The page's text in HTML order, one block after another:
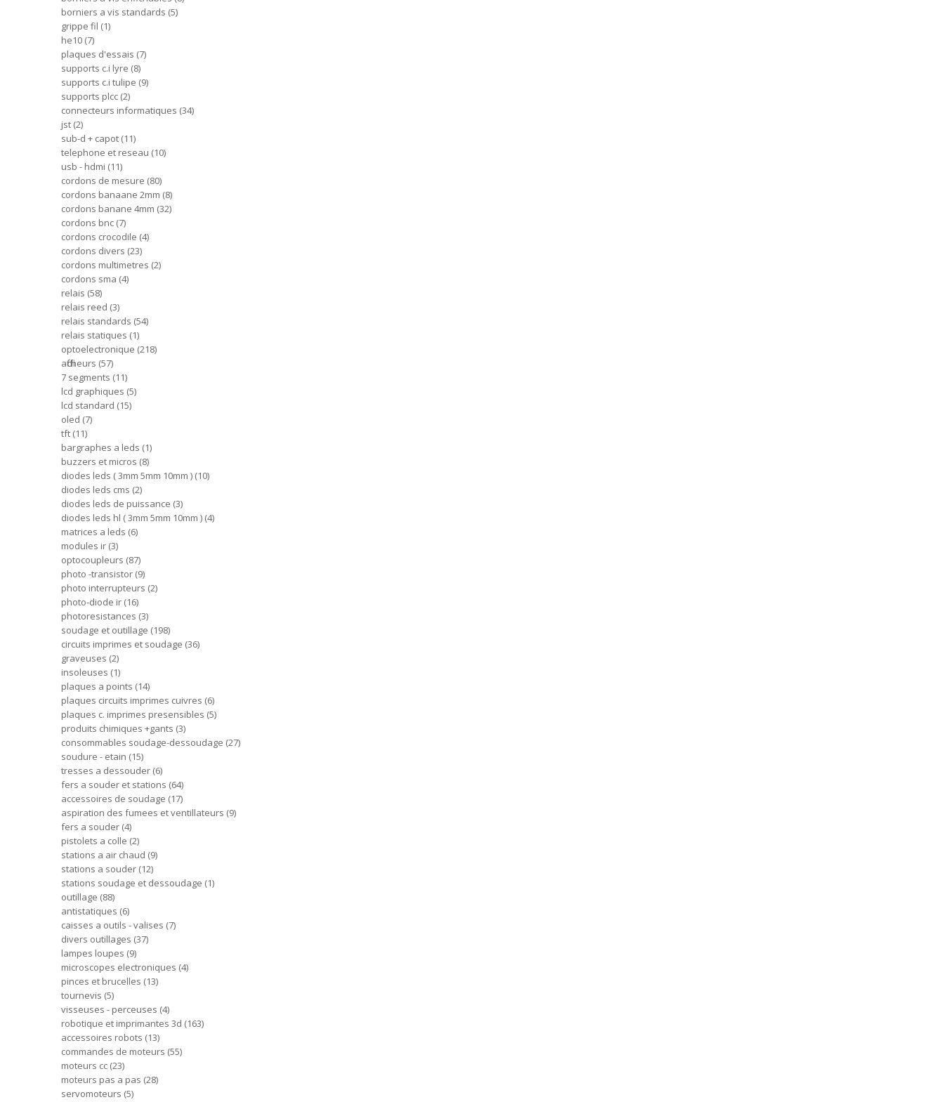
borniers a vis standards 5
grippe fil 1
he10 7
plaques d'essais 7
supports c.i lyre 8
supports c.i tulipe 9
supports plcc 2
connecteurs informatiques 34
jst 2
sub-d + capot 11
telephone et reseau 10
usb - hdmi 11
cordons de mesure 80
cordons banaane 2mm 8
cordons banane 4mm 32
cordons bnc 7
cordons crocodile 4
cordons divers 23
cordons multimetres 2
cordons sma 4
relais 58
relais reed 3
relais standards 54
relais statiques 1
optoelectronique 218
afficheurs 57
7 segments 11
lcd graphiques 5
lcd standard 15
oled 7
tft 11
bargraphes a leds 1
buzzers et micros 8
diodes leds ( 3mm 5mm 10mm ) 10
diodes leds cms 2
diodes leds de puissance 3
diodes leds hl ( 3mm 5mm 10mm ) 4
matrices a leds 6
modules ir 3
optocoupleurs 87
photo -transistor 9
photo interrupteurs 2
photo-diode ir 16
photoresistances 3
soudage et outillage 198
circuits imprimes et soudage 36
graveuses 2
insoleuses 1
plaques a points 14
plaques circuits imprimes cuivres 6
plaques c. imprimes presensibles 5
produits chimiques +gants 3
consommables soudage-dessoudage 27
soudure - etain 15
tresses a dessouder 6
fers a souder et stations 64
accessoires de soudage 17
aspiration des fumees et ventillateurs 9
fers a souder 4
pistolets a colle 2
stations a air chaud 9
stations a souder 12
stations soudage et dessoudage 1
outillage 88
antistatiques 6
caisses a outils - valises 7
divers outillages 37
lampes loupes 9
microscopes electroniques 4
pinces et brucelles 13
tournevis 5
visseuses - perceuses 4
robotique et imprimantes 3d 163
accessoires robots 13
commandes de moteurs 55
moteurs cc 23
moteurs pas a pas 28
servomoteurs 5